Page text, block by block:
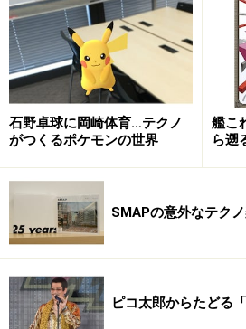
石野卓球に岡崎体育…テクノ
がつくるポケモンの世界
艦こ
ら遡
SMAPの意外なテク
ピコ太郎からたどる